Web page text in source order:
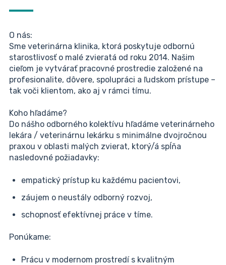
O nás:
Sme veterinárna klinika, ktorá poskytuje odbornú
starostlivosť o malé zvieratá od roku 2014. Našim
cieľom je vytvárať pracovné prostredie založené na
profesionalite, dôvere, spolupráci a ľudskom prístupe –
tak voči klientom, ako aj v rámci tímu.
Koho hľadáme?
Do nášho odborného kolektívu hľadáme veterinárneho
lekára / veterinárnu lekárku s minimálne dvojročnou
praxou v oblasti malých zvierat, ktorý/á spĺňa
nasledovné požiadavky:
empatický prístup ku každému pacientovi,
záujem o neustály odborný rozvoj,
schopnosť efektívnej práce v tíme.
Ponúkame:
Prácu v modernom prostredí s kvalitným